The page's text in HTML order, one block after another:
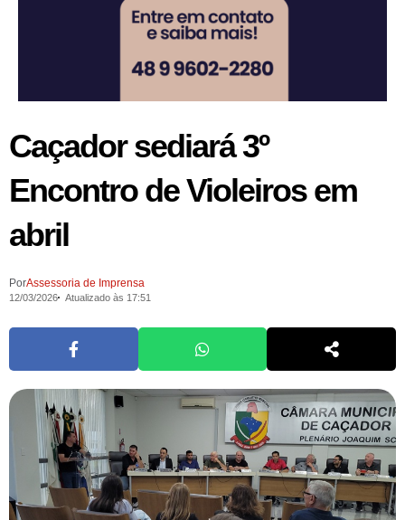
Caçador sediará 3º
Encontro de Violeiros em
abril
PorAssessoria de Imprensa
12/03/2026 Atualizado às 17:51